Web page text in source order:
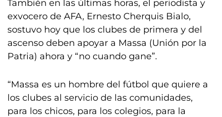
También en las últimas horas, el periodista y
exvocero de AFA, Ernesto Cherquis Bialo,
sostuvo hoy que los clubes de primera y del
ascenso deben apoyar a Massa (Unión por la
Patria) ahora y “no cuando gane”.
“Massa es un hombre del fútbol que quiere a
los clubes al servicio de las comunidades,
para los chicos, para los colegios, para la